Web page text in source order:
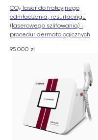
CO₂ laser do frakcyjnego
odmładzania, resurfacingu
(laserowego szlifowania) i
procedur dermatologicznych
95 000 zł